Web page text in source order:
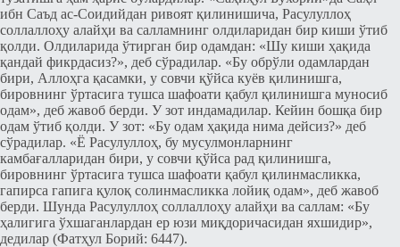
ибн Саъд ас-Соидийдан ривоят қилинишича, Расулуллоҳ
соллаллоҳу алайҳи ва салламнинг олдиларидан бир киши ўтиб
қолди. Олдиларида ўтирган бир одамдан: «Шу киши ҳақида
қандай фикрдасиз?», деб сўрадилар. «Бу обрўли одамлардан
бири, Аллоҳга қасамки, у совчи қўйса куёв қилинишга,
бировнинг ўртасига тушса шафоати қабул қилинишга муносиб
одам», деб жавоб берди. У зот индамадилар. Кейин бошқа бир
одам ўтиб қолди. У зот: «Бу одам ҳақида нима дейсиз?» деб
сўрадилар. «Ё Расулуллоҳ, бу мусулмонларнинг
камбағалларидан бири, у совчи қўйса рад қилинишга,
бировнинг ўртасига тушса шафоати қабул қилинмасликка,
гапирса гапига қулоқ солинмасликка лойиқ одам», деб жавоб
берди. Шунда Расулуллоҳ соллаллоҳу алайҳи ва саллам: «Бу
ҳалигига ўхшаганлардан ер юзи миқдоричасидан яхшидир»,
дедилар (Фатҳул Борий: 6447).